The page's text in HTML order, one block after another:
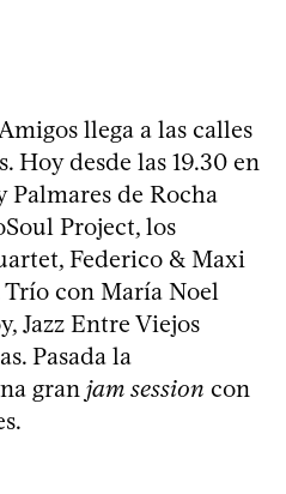
llega a las calles
Hoy desde las 19.30 en
de Rocha
Project, los
Federico & Maxi
con María Noel
Jazz Entre Viejos
Pasada la
gran jam session con